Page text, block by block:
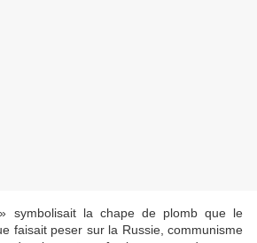
symbolisait la chape de plomb que le
faisait peser sur la Russie, communisme